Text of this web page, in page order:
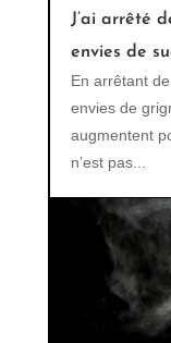
J’ai arrêté
envies de
En arrêtant
envies de
augmentent
n’est pas...